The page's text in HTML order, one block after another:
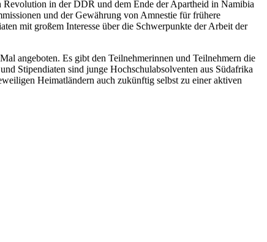
Revolution in der DDR und dem Ende der Apartheid in Namibia
und der Gewährung von Amnestie für frühere
mit großem Interesse über die Schwerpunkte der Arbeit der
angeboten. Es gibt den Teilnehmerinnen und Teilnehmern die
Stipendiaten sind junge Hochschulabsolventen aus Südafrika
Heimatländern auch zukünftig selbst zu einer aktiven